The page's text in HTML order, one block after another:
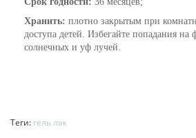
Хранить: плотно закрытым при
доступа детей. Избегайте попадания на
солнечных и уф лучей.
Теги: гель лак